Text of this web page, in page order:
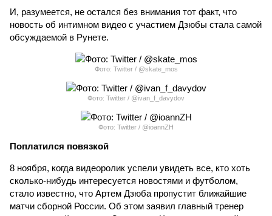
И, разумеется, не остался без внимания тот факт, что
новость об интимном видео с участием Дзюбы стала самой
обсуждаемой в Рунете.
Фото: Twitter / @skate_mos
Фото: Twitter / @ivan_f_davydov
Фото: Twitter / @ioannZH
Поплатился повязкой
8 ноября, когда видеоролик успели увидеть все, кто хоть
сколько-нибудь интересуется новостями и футболом,
стало известно, что Артем Дзюба пропустит ближайшие
матчи сборной России. Об этом заявил главный тренер